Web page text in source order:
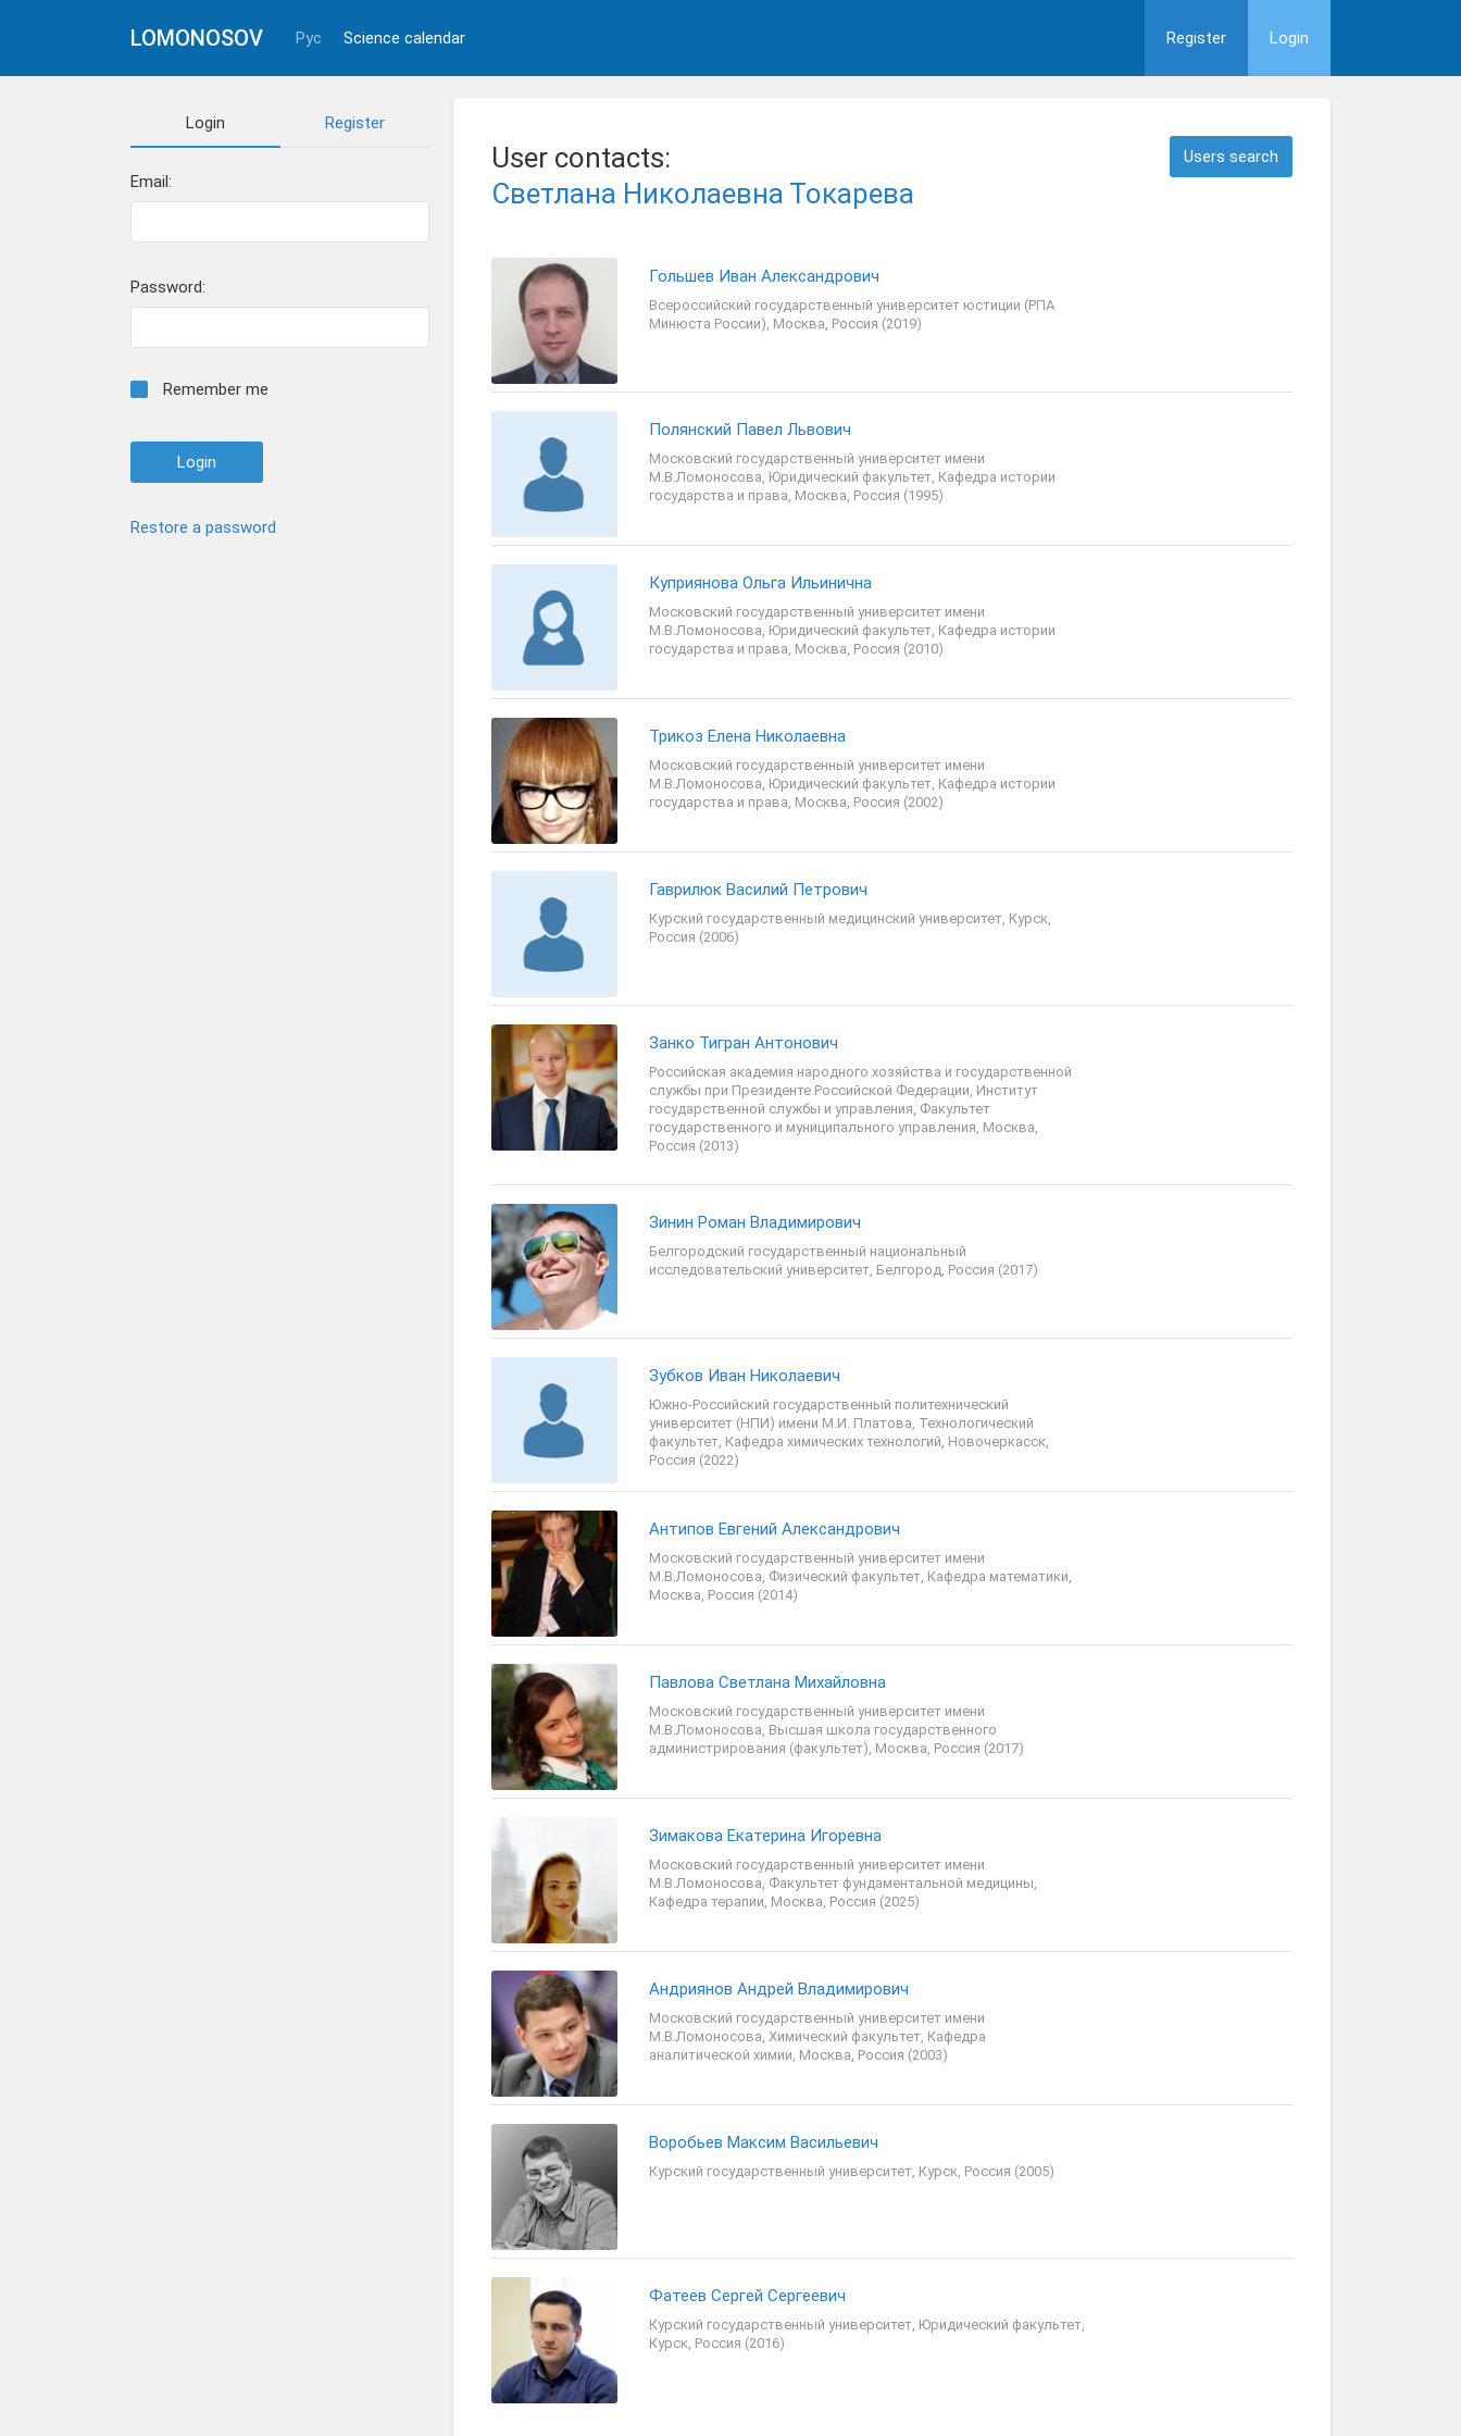
LOMONOSOV Рус Science calendar Register Login
Login Register
Email:
Password:
Remember me
Restore a password
User contacts:
Светлана Николаевна Токарева
Users search
Гольшев Иван Александрович
Всероссийский государственный университет юстиции (РПА
Минюста России), Москва, Россия (2019)
Полянский Павел Львович
Московский государственный университет имени
М.В.Ломоносова, Юридический факультет, Кафедра истории
государства и права, Москва, Россия (1995)
Куприянова Ольга Ильинична
Московский государственный университет имени
М.В.Ломоносова, Юридический факультет, Кафедра истории
государства и права, Москва, Россия (2010)
Трикоз Елена Николаевна
Московский государственный университет имени
М.В.Ломоносова, Юридический факультет, Кафедра истории
государства и права, Москва, Россия (2002)
Гаврилюк Василий Петрович
Курский государственный медицинский университет, Курск,
Россия (2006)
Занко Тигран Антонович
Российская академия народного хозяйства и государственной
службы при Президенте Российской Федерации, Институт
государственной службы и управления, Факультет
государственного и муниципального управления, Москва,
Россия (2013)
Зинин Роман Владимирович
Белгородский государственный национальный
исследовательский университет, Белгород, Россия (2017)
Зубков Иван Николаевич
Южно-Российский государственный политехнический
университет (НПИ) имени М.И. Платова, Технологический
факультет, Кафедра химических технологий, Новочеркасск,
Россия (2022)
Антипов Евгений Александрович
Московский государственный университет имени
М.В.Ломоносова, Физический факультет, Кафедра математики,
Москва, Россия (2014)
Павлова Светлана Михайловна
Московский государственный университет имени
М.В.Ломоносова, Высшая школа государственного
администрирования (факультет), Москва, Россия (2017)
Зимакова Екатерина Игоревна
Московский государственный университет имени
М.В.Ломоносова, Факультет фундаментальной медицины,
Кафедра терапии, Москва, Россия (2025)
Андриянов Андрей Владимирович
Московский государственный университет имени
М.В.Ломоносова, Химический факультет, Кафедра
аналитической химии, Москва, Россия (2003)
Воробьев Максим Васильевич
Курский государственный университет, Курск, Россия (2005)
Фатеев Сергей Сергеевич
Курский государственный университет, Юридический факультет,
Курск, Россия (2016)